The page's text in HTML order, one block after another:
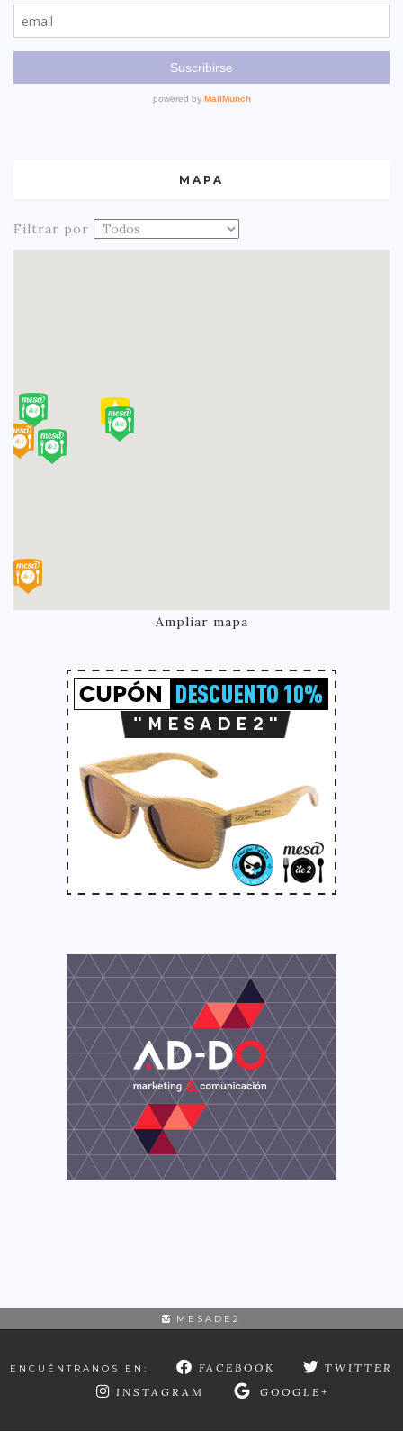
MAPA
Filtrar por
Ampliar mapa
MESADE2
ENCUÉNTRANOS EN: FACEBOOK
TWITTER
INSTAGRAM
GOOGLE+